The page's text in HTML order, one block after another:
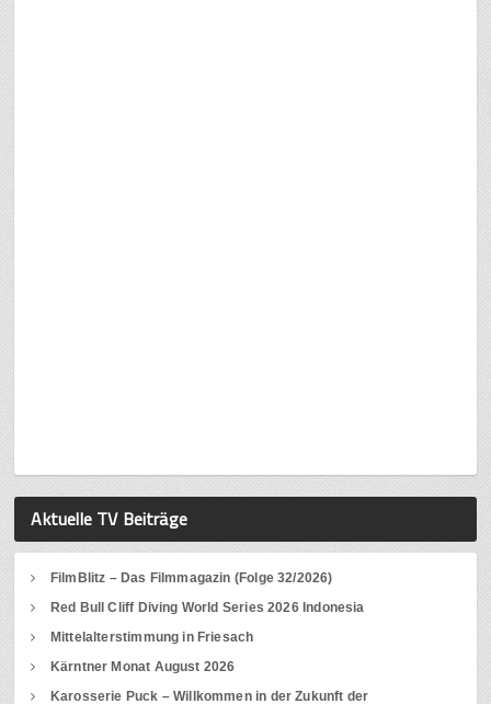
Aktuelle TV Beiträge
FilmBlitz – Das Filmmagazin (Folge 32/2026)
Red Bull Cliff Diving World Series 2026 Indonesia
Mittelalterstimmung in Friesach
Kärntner Monat August 2026
Karosserie Puck – Willkommen in der Zukunft der